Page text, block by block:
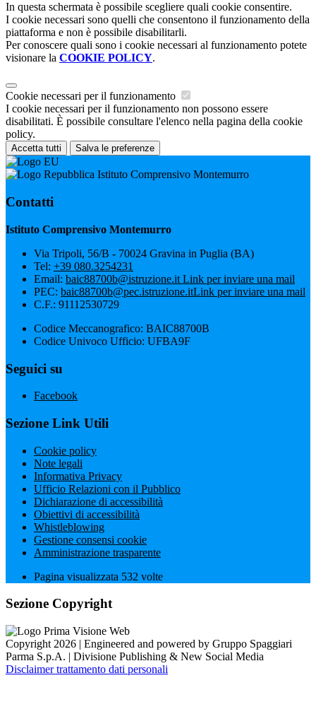
In questa schermata è possibile scegliere quali cookie consentire.
I cookie necessari sono quelli che consentono il funzionamento della
piattaforma e non è possibile disabilitarli.
Per conoscere quali sono i cookie necessari al funzionamento potete
visionare la COOKIE POLICY.
Cookie necessari per il funzionamento
I cookie necessari per il funzionamento non possono essere
disabilitati. È possibile consultare l'elenco nella pagina della cookie
policy.
Accetta tutti Salva le preferenze
Istituto Comprensivo Montemurro
Contatti
Istituto Comprensivo Montemurro
Via Tripoli, 56/B - 70024 Gravina in Puglia (BA)
Tel: +39 080.3254231
Email: baic88700b@istruzione.it Link per inviare una mail
PEC: baic88700b@pec.istruzione.itLink per inviare una mail
C.F.: 91112530729
Codice Meccanografico: BAIC88700B
Codice Univoco Ufficio: UFBA9F
Seguici su
Facebook
Sezione Link Utili
Cookie policy
Note legali
Informativa Privacy
Ufficio Relazioni con il Pubblico
Dichiarazione di accessibilità
Obiettivi di accessibilità
Whistleblowing
Gestione consensi cookie
Amministrazione trasparente
Pagina visualizzata 532 volte
Sezione Copyright
Copyright 2026 | Engineered and powered by Gruppo Spaggiari
Parma S.p.A. | Divisione Publishing & New Social Media
Disclaimer trattamento dati personali